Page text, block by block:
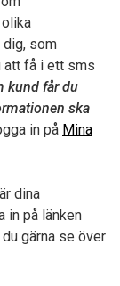
dig, som
att få i ett sms
kund får du
ska
in på Mina
dina
in på länken
gärna se över